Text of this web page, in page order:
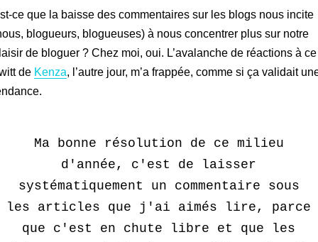
ce que la baisse des commentaires sur les blogs nous incite
blogueurs, blogueuses) à nous concentrer plus sur notre
de bloguer ? Chez moi, oui. L’avalanche de réactions à ce
de Kenza, l’autre jour, m’a frappée, comme si ça validait
Ma bonne résolution de ce milieu
d'année, c'est de laisser
systématiquement un commentaire sous
les articles que j'ai aimés lire, parce
que c'est en chute libre et que les